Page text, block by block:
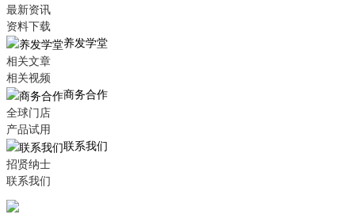
最新资讯
资料下载
养发学堂
相关文章
相关视频
商务合作
全球门店
产品试用
联系我们
招贤纳士
联系我们